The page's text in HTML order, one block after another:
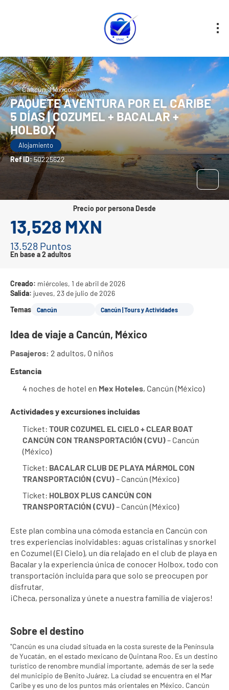
Cancún, México
PAQUETE AVENTURA POR EL CARIBE
5 DÍAS | COZUMEL + BACALAR +
HOLBOX
Alojamiento
Ref ID:50225622
precio por persona Desde
13,528 MXN
13.528 Puntos
En base a 2 adultos
Creado: miércoles, 1 de abril de 2026
Salida: jueves, 23 de julio de 2026
Temas
Cancún Cancún | Tours y Actividades
Idea de viaje a Cancún, México
Pasajeros: 2 adultos, 0 niños
Estancia
4 noches de hotel en Mex Hoteles, Cancún (México)
Actividades y excursiones incluidas
Ticket: TOUR COZUMEL EL CIELO + CLEAR BOAT
CANCÚN CON TRANSPORTACIÓN (CVU) – Cancún
(México)
Ticket: BACALAR CLUB DE PLAYA MÁRMOL CON
TRANSPORTACIÓN (CVU) – Cancún (México)
Ticket: HOLBOX PLUS CANCÚN CON
TRANSPORTACIÓN (CVU) – Cancún (México)
Este plan combina una cómoda estancia en Cancún con
tres experiencias inolvidables: aguas cristalinas y snorkel
en Cozumel (El Cielo), un día relajado en el club de playa en
Bacalar y la experiencia única de conocer Holbox, todo con
transportación incluida para que solo se preocupen por
disfrutar.
¡Checa, personaliza y únete a nuestra familia de viajeros!
Sobre el destino
"Cancún es una ciudad situada en la costa sureste de la Península
de Yucatán, en el estado mexicano de Quintana Roo. Es un destino
turístico de renombre mundial importante, además de ser la sede
del municipio de Benito Juárez. La ciudad se encuentra en el Mar
Caribe y es uno de los puntos más orientales en México. Cancún